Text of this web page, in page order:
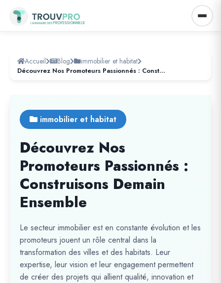
Accueil Blog immobilier et habitat
Découvrez Nos Promoteurs Passionnés : Construisons Demain Ensemble
immobilier et habitat
Découvrez Nos
Promoteurs Passionnés :
Construisons Demain
Ensemble
Le secteur immobilier est en constante évolution et les
promoteurs jouent un rôle central dans la
transformation des villes et des habitats. Leur
expertise, leur vision et leur engagement permettent
de créer des projets qui allient qualité, innovation et